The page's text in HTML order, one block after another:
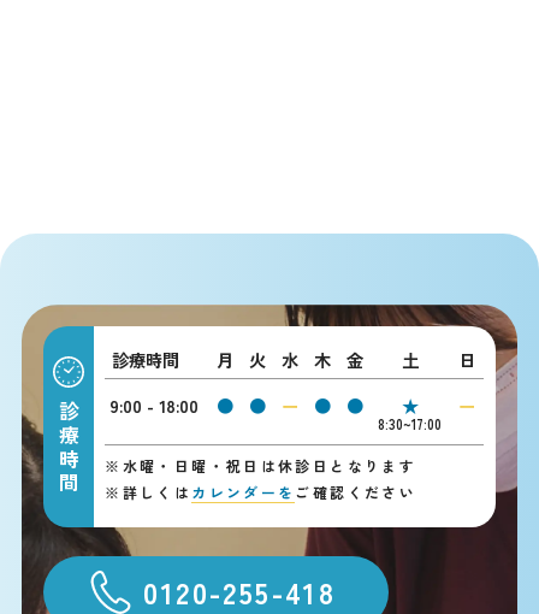
診療時間
診療時間 月 火 水 木 金 土
日
9:00 - 18:00
● ● ー ● ● ★
8:30~17:00
ー
※ 水曜・日曜・祝日は休診日となります
※ 詳しくは カレンダーを ご確認ください
0120-255-418